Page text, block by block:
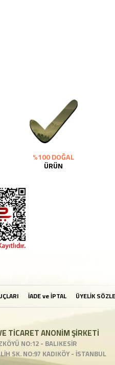
%100 DOĞAL
ÜRÜN
İADE ve İPTAL ÜYELİK
TİCARET ANONİM ŞİRKETİ
NO:12 - BALIKESİR
SK. NO:97 KADIKÖY - İSTANBUL